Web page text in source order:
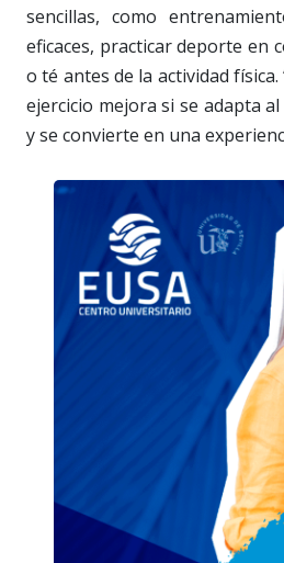
sencillas, como
eficaces, practicar deporte en
o té antes de la actividad
ejercicio mejora si se adapta
y se convierte en una